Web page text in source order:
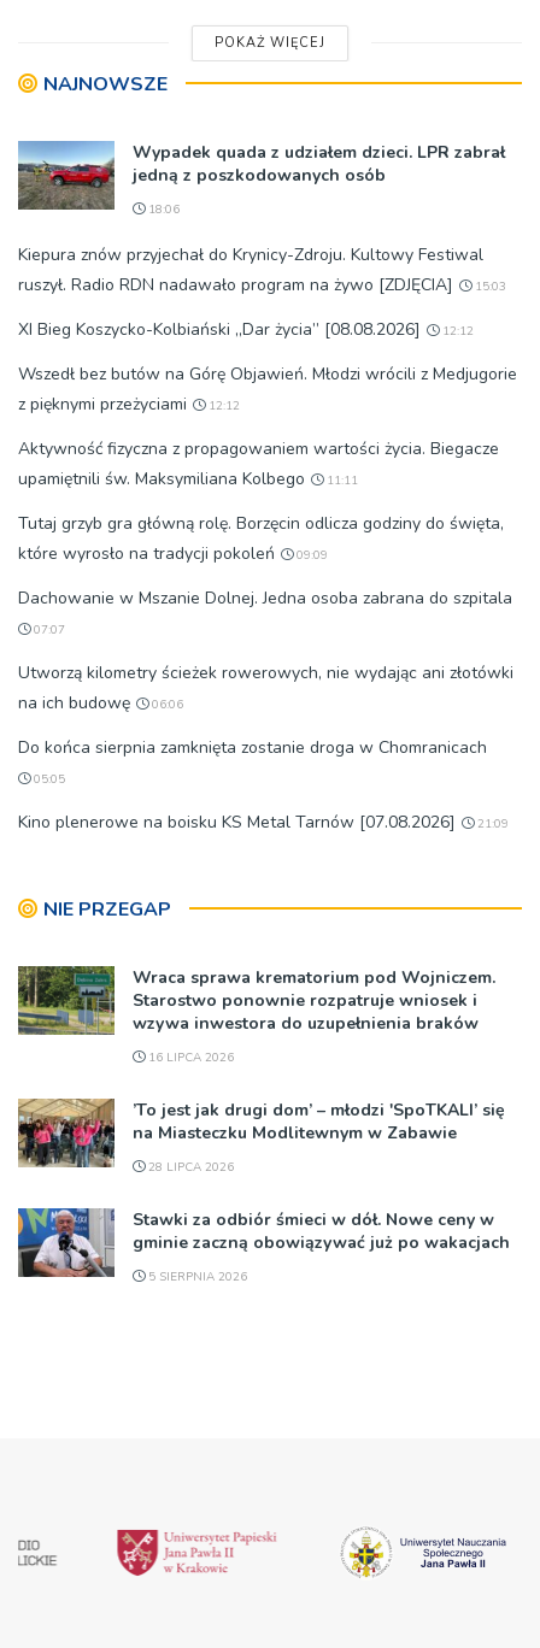
POKAŻ WIĘCEJ
NAJNOWSZE
Wypadek quada z udziałem dzieci. LPR zabrał
jedną z poszkodowanych osób
18:06
Kiepura znów przyjechał do Krynicy-Zdroju. Kultowy Festiwal
ruszył. Radio RDN nadawało program na żywo [ZDJĘCIA]
15:03
XI Bieg Koszycko-Kolbiański „Dar życia” [08.08.2026] 12:12
Wszedł bez butów na Górę Objawień. Młodzi wrócili z Medjugorie
z pięknymi przeżyciami
12:12
Aktywność fizyczna z propagowaniem wartości życia. Biegacze
upamiętnili św. Maksymiliana Kolbego
11:11
Tutaj grzyb gra główną rolę. Borzęcin odlicza godziny do święta,
które wyrosło na tradycji pokoleń
09:09
Dachowanie w Mszanie Dolnej. Jedna osoba zabrana do szpitala
07:07
Utworzą kilometry ścieżek rowerowych, nie wydając ani złotówki
na ich budowę
06:06
Do końca sierpnia zamknięta zostanie droga w Chomranicach
05:05
Kino plenerowe na boisku KS Metal Tarnów [07.08.2026] 21:09
NIE PRZEGAP
Wraca sprawa krematorium pod Wojniczem.
Starostwo ponownie rozpatruje wniosek i
wzywa inwestora do uzupełnienia braków
16 LIPCA 2026
’To jest jak drugi dom’ – młodzi 'SpoTKALI’ się
na Miasteczku Modlitewnym w Zabawie
28 LIPCA 2026
Stawki za odbiór śmieci w dół. Nowe ceny w
gminie zaczną obowiązywać już po wakacjach
5 SIERPNIA 2026